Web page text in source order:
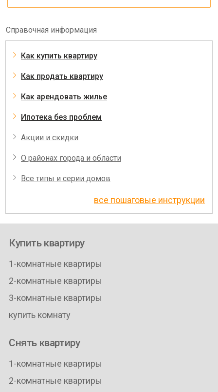
Справочная информация
Как купить квартиру
Как продать квартиру
Как арендовать жилье
Ипотека без проблем
Акции и скидки
О районах города и области
Все типы и серии домов
все пошаговые инструкции
Купить квартиру
1-комнатные квартиры
2-комнатные квартиры
3-комнатные квартиры
купить комнату
Снять квартиру
1-комнатные квартиры
2-комнатные квартиры